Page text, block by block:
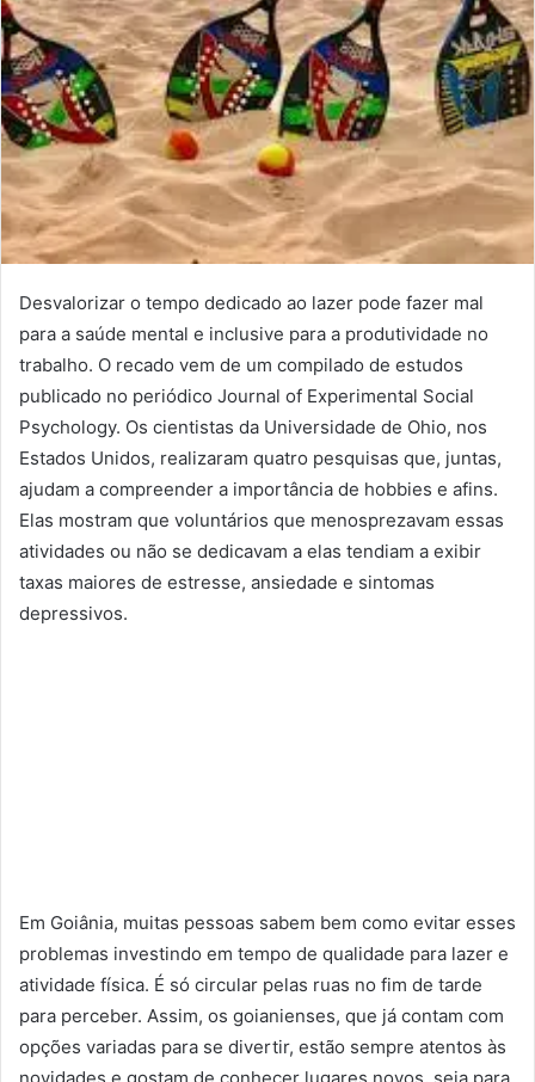
Desvalorizar o tempo dedicado ao lazer pode fazer mal
para a saúde mental e inclusive para a produtividade no
trabalho. O recado vem de um compilado de estudos
publicado no periódico Journal of Experimental Social
Psychology. Os cientistas da Universidade de Ohio, nos
Estados Unidos, realizaram quatro pesquisas que, juntas,
ajudam a compreender a importância de hobbies e afins.
Elas mostram que voluntários que menosprezavam essas
atividades ou não se dedicavam a elas tendiam a exibir
taxas maiores de estresse, ansiedade e sintomas
depressivos.
Em Goiânia, muitas pessoas sabem bem como evitar esses
problemas investindo em tempo de qualidade para lazer e
atividade física. É só circular pelas ruas no fim de tarde
para perceber. Assim, os goianienses, que já contam com
opções variadas para se divertir, estão sempre atentos às